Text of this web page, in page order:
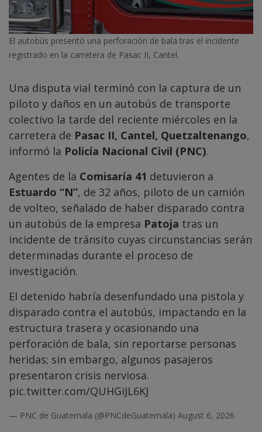
El autobús presentó una perforación de bala tras el incidente
registrado en la carretera de Pasac II, Cantel.
Una disputa vial terminó con la captura de un
piloto y daños en un autobús de transporte
colectivo la tarde del reciente miércoles en la
carretera de Pasac II, Cantel, Quetzaltenango,
informó la Policía Nacional Civil (PNC).
Agentes de la Comisaría 41 detuvieron a
Estuardo “N”, de 32 años, piloto de un camión
de volteo, señalado de haber disparado contra
un autobús de la empresa Patoja tras un
incidente de tránsito cuyas circunstancias serán
determinadas durante el proceso de
investigación.
El detenido habría desenfundado una pistola y
disparado contra el autobús, impactando en la
estructura trasera y ocasionando una
perforación de bala, sin reportarse personas
heridas; sin embargo, algunos pasajeros
presentaron crisis nerviosa.
pic.twitter.com/QUHGiJL6KJ
— PNC de Guatemala (@PNCdeGuatemala) August 6, 2026